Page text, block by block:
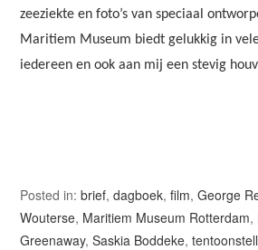
zeeziekte en foto’s van speciaal
Maritiem Museum biedt gelukkig in
iedereen en ook aan mij een stevig
Posted in:brief,dagboek,film,George
Wouterse, Maritiem Museum Rotterdam,
Greenaway,Saskia Boddeke,